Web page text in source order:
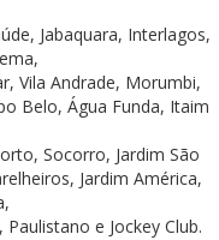
Jabaquara, Interlagos,
Vila Andrade, Morumbi,
Belo, Água Funda, Itaim
Socorro, Jardim São
Jardim América,
e Jockey Club.